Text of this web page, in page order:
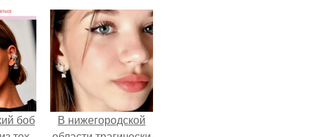
боб
В нижегородской